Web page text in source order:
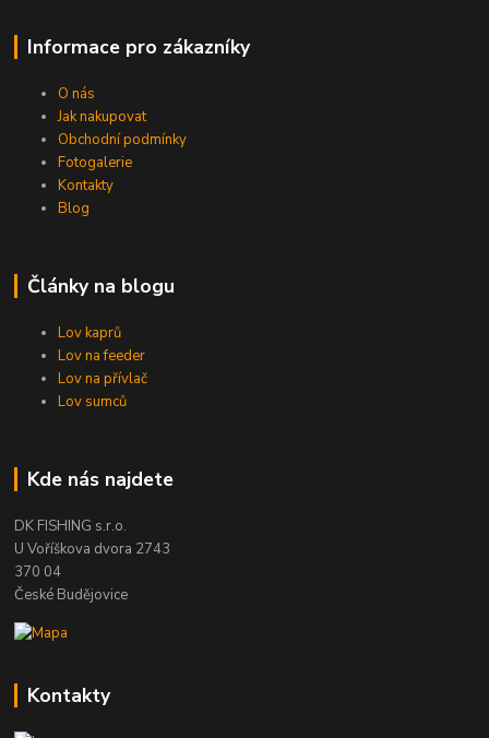
Informace pro zákazníky
O nás
Jak nakupovat
Obchodní podmínky
Fotogalerie
Kontakty
Blog
Články na blogu
Lov kaprů
Lov na feeder
Lov na přívlač
Lov sumců
Kde nás najdete
DK FISHING s.r.o.
U Voříškova dvora 2743
370 04
České Budějovice
Kontakty